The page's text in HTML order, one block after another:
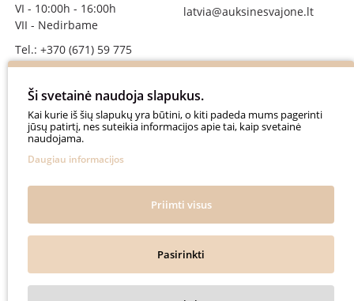
VI - 10:00h - 16:00h
VII - Nedirbame
Tel.: +370 (671) 59 775
SEKITE MUS
auksinesvajone
@auksinesvajone3600
latvia@auksinesvajone.lt
Ši svetainė naudoja slapukus.
Kai kurie iš šių slapukų yra būtini, o kiti padeda mums pagerinti
jūsų patirtį, nes suteikia informacijos apie tai, kaip svetainė
naudojama.
Daugiau informacijos
Priimti visus
Pasirinkti